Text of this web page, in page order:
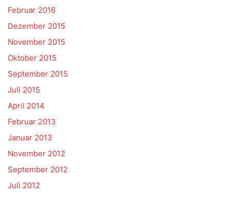
Februar 2016
Dezember 2015
November 2015
Oktober 2015
September 2015
Juli 2015
April 2014
Februar 2013
Januar 2013
November 2012
September 2012
Juli 2012